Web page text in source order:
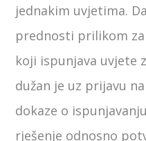
jednakim uvjetima.
prednosti prilikom
koji ispunjava uvjete
dužan je uz prijavu
dokaze o
rješenje odnosno